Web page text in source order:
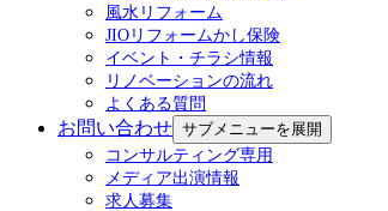
風水リフォーム
JIOリフォームかし保険
イベント・チラシ情報
リノベーションの流れ
よくある質問
お問い合わせ サブメニューを展開
コンサルティング専用
メディア出演情報
求人募集